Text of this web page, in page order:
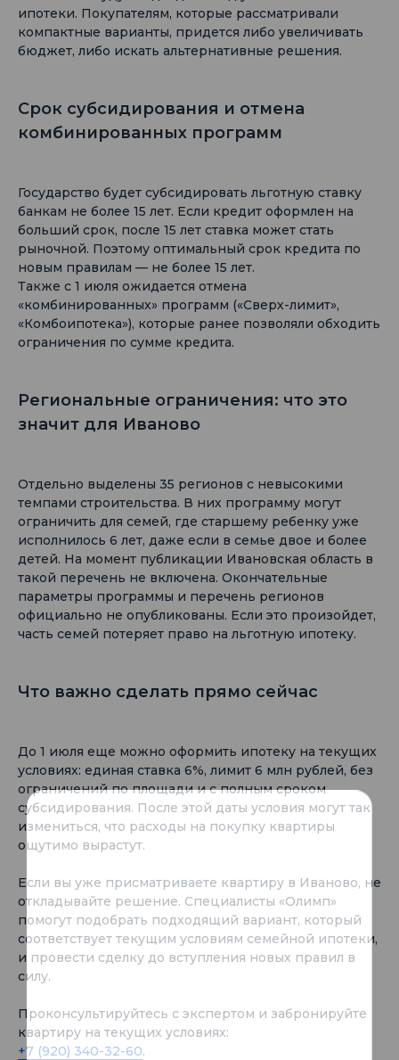
Лето — время выбирать
квартиру! Скидка 10% на
Видео и фото не передают главного.
Приезжайте — почувствуете сами.
ипотеки. Покупателям, которые рассматривали
компактные варианты, придется либо увеличивать
бюджет, либо искать альтернативные решения.
Срок субсидирования и отмена
комбинированных программ
Государство будет субсидировать льготную ставку
банкам не более 15 лет. Если кредит оформлен на
больший срок, после 15 лет ставка может стать
рыночной. Поэтому оптимальный срок кредита по
новым правилам — не более 15 лет.
Также с 1 июля ожидается отмена
«комбинированных» программ («Сверх-лимит»,
«Комбоипотека»), которые ранее позволяли обходить
ограничения по сумме кредита.
Региональные ограничения: что это
значит для Иваново
Отдельно выделены 35 регионов с невысокими
темпами строительства. В них программу могут
ограничить для семей, где старшему ребенку уже
исполнилось 6 лет, даже если в семье двое и более
детей. На момент публикации Ивановская область в
такой перечень не включена. Окончательные
параметры программы и перечень регионов
официально не опубликованы. Если это произойдет,
часть семей потеряет право на льготную ипотеку.
Что важно сделать прямо сейчас
До 1 июля еще можно оформить ипотеку на текущих
условиях: единая ставка 6%, лимит 6 млн рублей, без
ограничений по площади и с полным сроком
субсидирования. После этой даты условия могут так
измениться, что расходы на покупку квартиры
ощутимо вырастут.
Если вы уже присматриваете квартиру в Иваново, не
откладывайте решение. Специалисты «Олимп»
помогут подобрать подходящий вариант, который
соответствует текущим условиям семейной ипотеки,
и провести сделку до вступления новых правил в
силу.
Проконсультируйтесь с экспертом и забронируйте
квартиру на текущих условиях:
+7 (920) 340-32-60.